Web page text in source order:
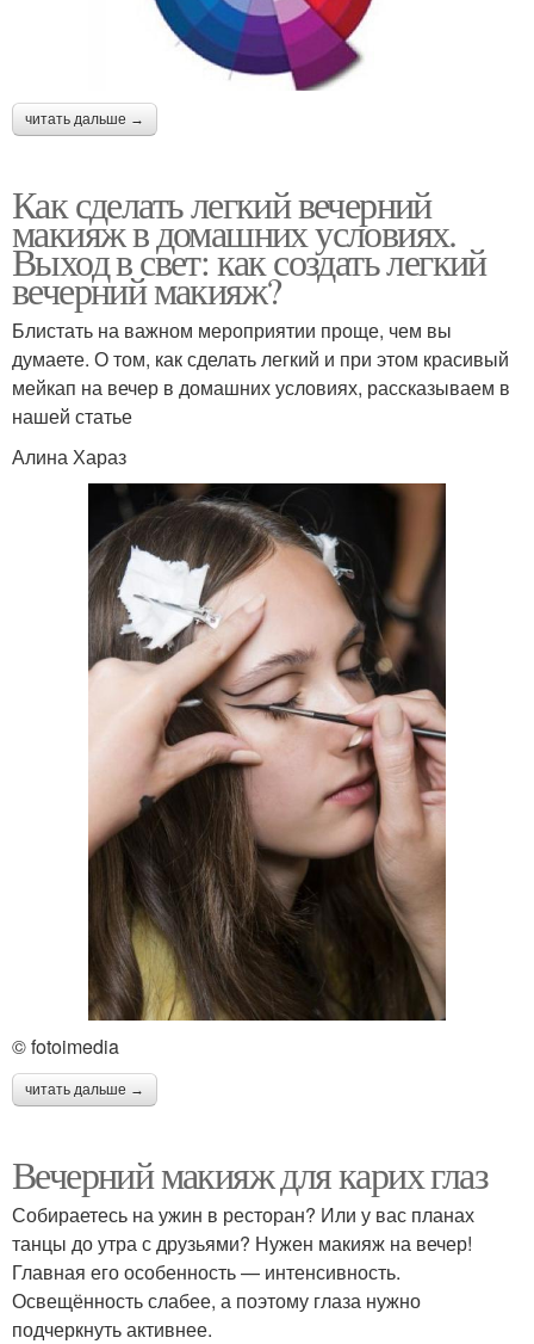
читать дальше →
Как сделать легкий вечерний
макияж в домашних условиях.
Выход в свет: как создать легкий
вечерний макияж?
Блистать на важном мероприятии проще, чем вы
думаете. О том, как сделать легкий и при этом красивый
мейкап на вечер в домашних условиях, рассказываем в
нашей статье
Алина Хараз
© fotoimedia
читать дальше →
Вечерний макияж для карих глаз
Собираетесь на ужин в ресторан? Или у вас планах
танцы до утра с друзьями? Нужен макияж на вечер!
Главная его особенность — интенсивность.
Освещённость слабее, а поэтому глаза нужно
подчеркнуть активнее.